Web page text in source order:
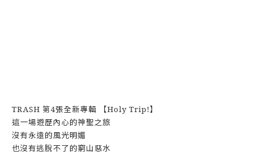
TRASH 第4張全新專輯 【Holy Trip!】
這一場遊歷內心的神聖之旅
沒有永遠的風光明媚
也沒有逃脫不了的窮山惡水